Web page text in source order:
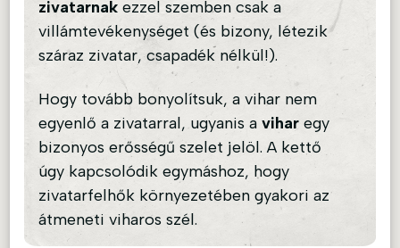
zivatarnak ezzel szemben csak a
villámtevékenységet (és bizony, létezik
száraz zivatar, csapadék nélkül!).
Hogy tovább bonyolítsuk, a vihar nem
egyenlő a zivatarral, ugyanis aviharegy
bizonyos erősségű szelet jelöl. A kettő
úgy kapcsolódik egymáshoz, hogy
zivatarfelhők környezetében gyakori az
átmeneti viharos szél.